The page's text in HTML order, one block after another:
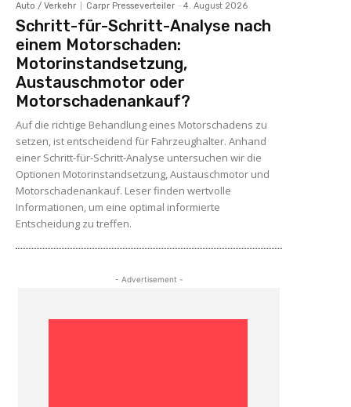
Auto / Verkehr Carpr Presseverteiler - 4. August 2026
Schritt-für-Schritt-Analyse nach
einem Motorschaden:
Motorinstandsetzung,
Austauschmotor oder
Motorschadenankauf?
Auf die richtige Behandlung eines Motorschadens zu
setzen, ist entscheidend für Fahrzeughalter. Anhand
einer Schritt-für-Schritt-Analyse untersuchen wir die
Optionen Motorinstandsetzung, Austauschmotor und
Motorschadenankauf. Leser finden wertvolle
Informationen, um eine optimal informierte
Entscheidung zu treffen.
- Advertisement -